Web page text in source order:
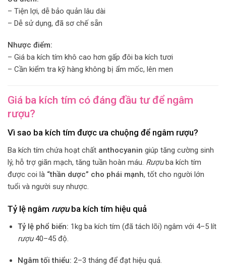
– Tiện lợi, dễ bảo quản lâu dài
– Dễ sử dụng, đã sơ chế sẵn
Nhược điểm:
– Giá ba kích tím khô cao hơn gấp đôi ba kích tươi
– Cần kiểm tra kỹ hàng không bị ẩm mốc, lên men
Giá ba kích tím có đáng đầu tư để ngâm
rượu?
Vì sao ba kích tím được ưa chuộng để ngâm rượu?
Ba kích tím chứa hoạt chất anthocyanin giúp tăng cường sinh
lý, hỗ trợ giãn mạch, tăng tuần hoàn máu. Rượuba kích tím
được coi là “thần dược” cho phái mạnh, tốt cho người lớn
tuổi và người suy nhược.
Tỷ lệ ngâm rượuba kích tím hiệu quả
Tỷ lệ phổ biến: 1kg ba kích tím (đã tách lõi) ngâm với 4–5 lít
rượu40–45 độ.
Ngâm tối thiểu: 2–3 tháng để đạt hiệu quả.